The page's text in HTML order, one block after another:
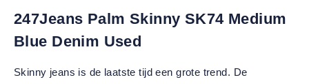
247Jeans Palm Skinny SK74 Medium
Blue Denim Used
Skinny jeans is de laatste tijd een grote trend. De